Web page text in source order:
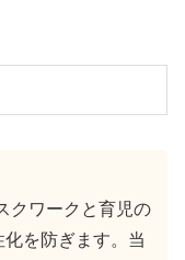
クワークと育児の
を防ぎます。当